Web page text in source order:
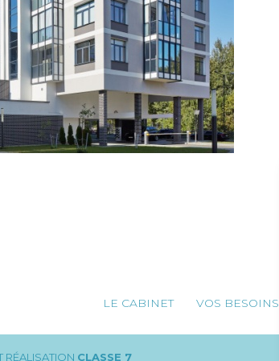
Footer
LE CABINET VOS BESOINS
RÉALISATION CLASSE 7